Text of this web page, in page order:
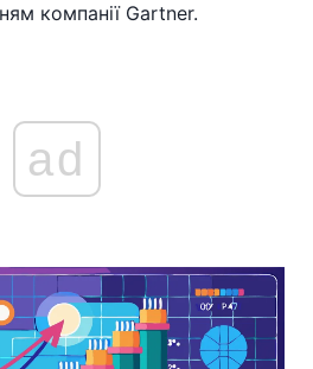
компанії Gartner.
ad